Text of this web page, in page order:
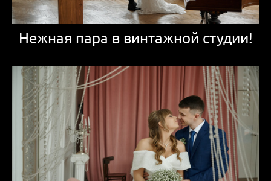
Нежная пара в винтажной студии!